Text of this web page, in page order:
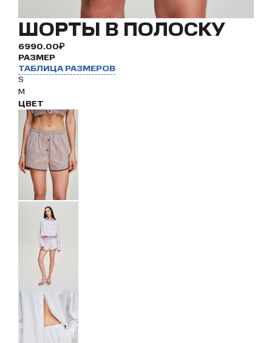
ШОРТЫ В ПОЛОСКУ
6990.00₽
РАЗМЕР
ТАБЛИЦА РАЗМЕРОВ
S
M
ЦВЕТ